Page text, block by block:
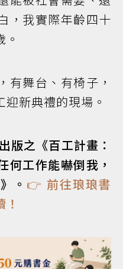
，我實際年齡四十
有舞台、有椅子，
新典禮的現場。
出版之《百工計畫：
何工作能嚇倒我，
。 👉 前往琅琅書